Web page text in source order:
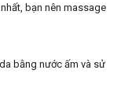
bạn nên massage
bằng nước ấm và sử